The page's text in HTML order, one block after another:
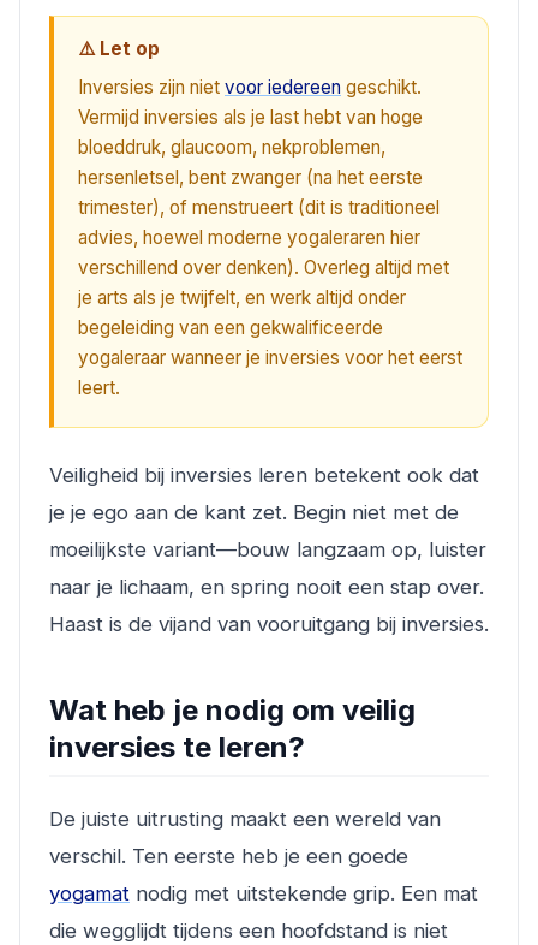
⚠️ Let op
Inversies zijn niet voor iedereen geschikt.
Vermijd inversies als je last hebt van hoge
bloeddruk, glaucoom, nekproblemen,
hersenletsel, bent zwanger (na het eerste
trimester), of menstrueert (dit is traditioneel
advies, hoewel moderne yogaleraren hier
verschillend over denken). Overleg altijd met
je arts als je twijfelt, en werk altijd onder
begeleiding van een gekwalificeerde
yogaleraar wanneer je inversies voor het eerst
leert.
Veiligheid bij inversies leren betekent ook dat
je je ego aan de kant zet. Begin niet met de
moeilijkste variant—bouw langzaam op, luister
naar je lichaam, en spring nooit een stap over.
Haast is de vijand van vooruitgang bij inversies.
Wat heb je nodig om veilig
inversies te leren?
De juiste uitrusting maakt een wereld van
verschil. Ten eerste heb je een goede
yogamat nodig met uitstekende grip. Een mat
die wegglijdt tijdens een hoofdstand is niet